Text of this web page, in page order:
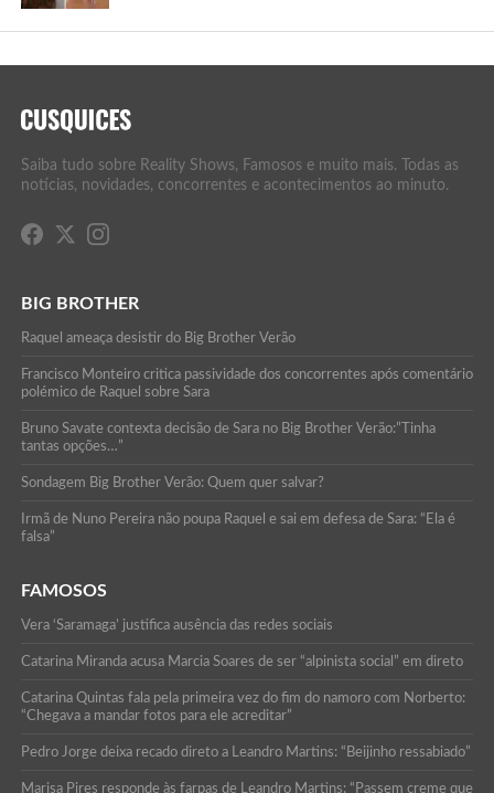
Saiba tudo sobre Reality Shows, Famosos e muito mais. Todas as
notícias, novidades, concorrentes e acontecimentos ao minuto.
BIG BROTHER
Raquel ameaça desistir do Big Brother Verão
Francisco Monteiro critica passividade dos concorrentes após comentário
polémico de Raquel sobre Sara
Bruno Savate contexta decisão de Sara no Big Brother Verão:”Tinha
tantas opções…”
Sondagem Big Brother Verão: Quem quer salvar?
Irmã de Nuno Pereira não poupa Raquel e sai em defesa de Sara: “Ela é
falsa”
FAMOSOS
Vera ‘Saramaga’ justifica ausência das redes sociais
Catarina Miranda acusa Marcia Soares de ser “alpinista social” em direto
Catarina Quintas fala pela primeira vez do fim do namoro com Norberto:
“Chegava a mandar fotos para ele acreditar”
Pedro Jorge deixa recado direto a Leandro Martins: “Beijinho ressabiado”
Marisa Pires responde às farpas de Leandro Martins: “Passem creme que